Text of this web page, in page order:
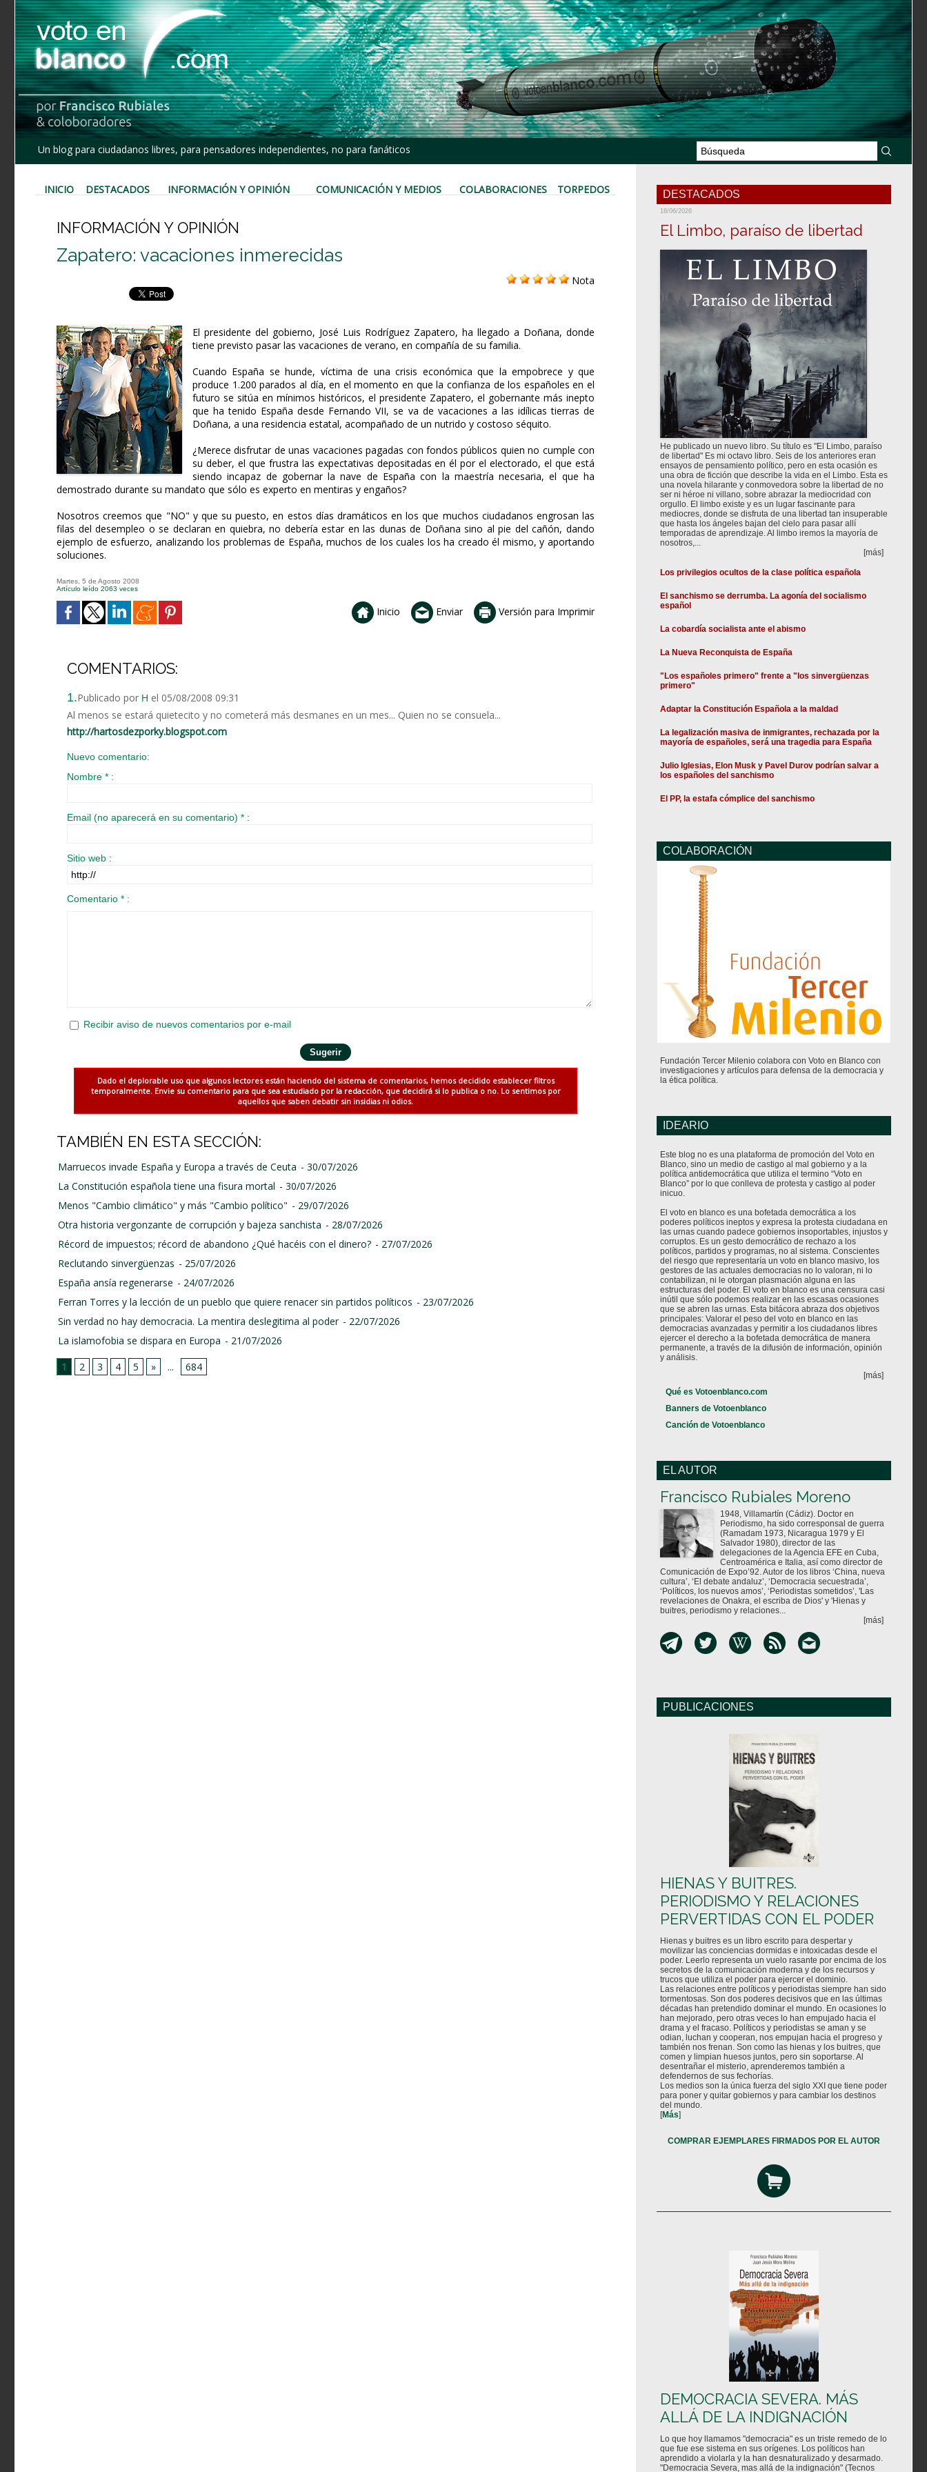
Un blog para ciudadanos libres, para pensadores independientes, no para fanáticos
INICIO DESTACADOS INFORMACIÓN Y OPINIÓN COMUNICACIÓN Y MEDIOS COLABORACIONES TORPEDOS
INFORMACIÓN Y OPINIÓN
Zapatero: vacaciones inmerecidas
Nota
El presidente del gobierno, José Luis Rodríguez Zapatero, ha llegado a Doñana, donde
tiene previsto pasar las vacaciones de verano, en compañía de su familia.
Cuando España se hunde, víctima de una crisis económica que la empobrece y que
produce 1.200 parados al día, en el momento en que la confianza de los españoles en el
futuro se sitúa en mínimos históricos, el presidente Zapatero, el gobernante más inepto
que ha tenido España desde Fernando VII, se va de vacaciones a las idílicas tierras de
Doñana, a una residencia estatal, acompañado de un nutrido y costoso séquito.
¿Merece disfrutar de unas vacaciones pagadas con fondos públicos quien no cumple con
su deber, el que frustra las expectativas depositadas en él por el electorado, el que está
siendo incapaz de gobernar la nave de España con la maestría necesaria, el que ha
demostrado durante su mandato que sólo es experto en mentiras y engaños?
Nosotros creemos que "NO" y que su puesto, en estos días dramáticos en los que muchos ciudadanos engrosan las
filas del desempleo o se declaran en quiebra, no debería estar en las dunas de Doñana sino al pie del cañón, dando
ejemplo de esfuerzo, analizando los problemas de España, muchos de los cuales los ha creado él mismo, y aportando
soluciones.
Martes, 5 de Agosto 2008
Artículo leído 2063 veces
Inicio Enviar Versión para Imprimir
COMENTARIOS:
1.Publicado por H el 05/08/2008 09:31
Al menos se estará quietecito y no cometerá más desmanes en un mes... Quien no se consuela...
http://hartosdezporky.blogspot.com
Nuevo comentario:
Nombre * :
Email (no aparecerá en su comentario) * :
Sitio web :
Comentario * :
Recibir aviso de nuevos comentarios por e-mail
Dado el deplorable uso que algunos lectores están haciendo del sistema de comentarios, hemos decidido establecer filtros
temporalmente. Envie su comentario para que sea estudiado por la redacción, que decidirá si lo publica o no. Lo sentimos por
aquellos que saben debatir sin insidias ni odios.
TAMBIÉN EN ESTA SECCIÓN:
Marruecos invade España y Europa a través de Ceuta - 30/07/2026
La Constitución española tiene una fisura mortal - 30/07/2026
Menos "Cambio climático" y más "Cambio político" - 29/07/2026
Otra historia vergonzante de corrupción y bajeza sanchista - 28/07/2026
Récord de impuestos; récord de abandono ¿Qué hacéis con el dinero? - 27/07/2026
Reclutando sinvergüenzas - 25/07/2026
España ansía regenerarse - 24/07/2026
Ferran Torres y la lección de un pueblo que quiere renacer sin partidos políticos - 23/07/2026
Sin verdad no hay democracia. La mentira deslegitima al poder - 22/07/2026
La islamofobia se dispara en Europa - 21/07/2026
1
2 3 4 5 » ... 684
DESTACADOS
18/06/2026
El Limbo, paraíso de libertad
He publicado un nuevo libro. Su título es "El Limbo, paraíso
de libertad" Es mi octavo libro. Seis de los anteriores eran
ensayos de pensamiento político, pero en esta ocasión es
una obra de ficción que describe la vida en el Limbo. Esta es
una novela hilarante y conmovedora sobre la libertad de no
ser ni héroe ni villano, sobre abrazar la mediocridad con
orgullo. El limbo existe y es un lugar fascinante para
mediocres, donde se disfruta de una libertad tan insuperable
que hasta los ángeles bajan del cielo para pasar allí
temporadas de aprendizaje. Al limbo iremos la mayoría de
nosotros,...
[más]
Los privilegios ocultos de la clase política española
El sanchismo se derrumba. La agonía del socialismo
español
La cobardía socialista ante el abismo
La Nueva Reconquista de España
"Los españoles primero" frente a "los sinvergüenzas
primero"
Adaptar la Constitución Española a la maldad
La legalización masiva de inmigrantes, rechazada por la
mayoría de españoles, será una tragedia para España
Julio Iglesias, Elon Musk y Pavel Durov podrían salvar a
los españoles del sanchismo
El PP, la estafa cómplice del sanchismo
COLABORACIÓN
Fundación Tercer Milenio colabora con Voto en Blanco con
investigaciones y artículos para defensa de la democracia y
la ética política.
IDEARIO
Este blog no es una plataforma de promoción del Voto en
Blanco, sino un medio de castigo al mal gobierno y a la
política antidemocrática que utiliza el termino “Voto en
Blanco” por lo que conlleva de protesta y castigo al poder
inicuo.
El voto en blanco es una bofetada democrática a los
poderes políticos ineptos y expresa la protesta ciudadana en
las urnas cuando padece gobiernos insoportables, injustos y
corruptos. Es un gesto democrático de rechazo a los
políticos, partidos y programas, no al sistema. Conscientes
del riesgo que representaría un voto en blanco masivo, los
gestores de las actuales democracias no lo valoran, ni lo
contabilizan, ni le otorgan plasmación alguna en las
estructuras del poder. El voto en blanco es una censura casi
inútil que sólo podemos realizar en las escasas ocasiones
que se abren las urnas. Esta bitácora abraza dos objetivos
principales: Valorar el peso del voto en blanco en las
democracias avanzadas y permitir a los ciudadanos libres
ejercer el derecho a la bofetada democrática de manera
permanente, a través de la difusión de información, opinión
y análisis.
[más]
Qué es Votoenblanco.com
Banners de Votoenblanco
Canción de Votoenblanco
EL AUTOR
Francisco Rubiales Moreno
1948, Villamartín (Cádiz). Doctor en
Periodismo, ha sido corresponsal de guerra
(Ramadam 1973, Nicaragua 1979 y El
Salvador 1980), director de las
delegaciones de la Agencia EFE en Cuba,
Centroamérica e Italia, así como director de
Comunicación de Expo’92. Autor de los libros ‘China, nueva
cultura’, ‘El debate andaluz’, ‘Democracia secuestrada’,
‘Políticos, los nuevos amos’, ‘Periodistas sometidos’, 'Las
revelaciones de Onakra, el escriba de Dios' y 'Hienas y
buitres, periodismo y relaciones...
[más]
PUBLICACIONES
HIENAS Y BUITRES.
PERIODISMO Y RELACIONES
PERVERTIDAS CON EL PODER
Hienas y buitres es un libro escrito para despertar y
movilizar las conciencias dormidas e intoxicadas desde el
poder. Leerlo representa un vuelo rasante por encima de los
secretos de la comunicación moderna y de los recursos y
trucos que utiliza el poder para ejercer el dominio.
Las relaciones entre políticos y periodistas siempre han sido
tormentosas. Son dos poderes decisivos que en las últimas
décadas han pretendido dominar el mundo. En ocasiones lo
han mejorado, pero otras veces lo han empujado hacia el
drama y el fracaso. Políticos y periodistas se aman y se
odian, luchan y cooperan, nos empujan hacia el progreso y
también nos frenan. Son como las hienas y los buitres, que
comen y limpian huesos juntos, pero sin soportarse. Al
desentrañar el misterio, aprenderemos también a
defendernos de sus fechorías.
Los medios son la única fuerza del siglo XXI que tiene poder
para poner y quitar gobiernos y para cambiar los destinos
del mundo.
[Más]
COMPRAR EJEMPLARES FIRMADOS POR EL AUTOR
DEMOCRACIA SEVERA. MÁS
ALLÁ DE LA INDIGNACIÓN
Lo que hoy llamamos "democracia" es un triste remedo de lo
que fue ese sistema en sus orígenes. Los políticos han
aprendido a violarla y la han desnaturalizado y desarmado.
"Democracia Severa, mas allá de la indignación" (Tecnos